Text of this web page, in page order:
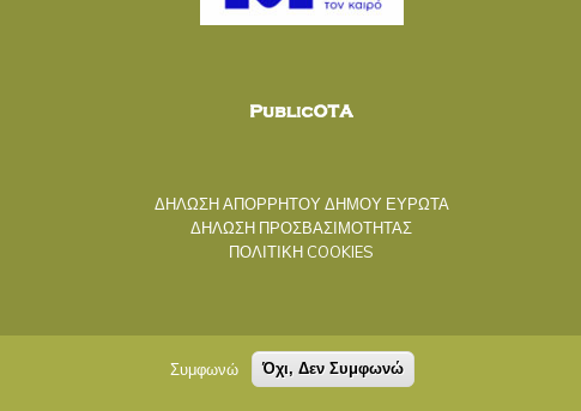
ΔΗΛΩΣΗ ΑΠΟΡΡΗΤΟΥ ΔΗΜΟΥ ΕΥΡΩΤΑ
ΔΗΛΩΣΗ ΠΡΟΣΒΑΣΙΜΟΤΗΤΑΣ
ΠΟΛΙΤΙΚΗ COOKIES
Ακολουθήστε μας
Συμφωνώ Όχι, Δεν Συμφωνώ